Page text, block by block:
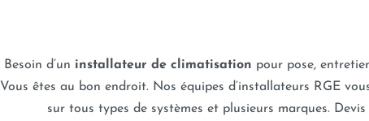
Besoin d’un installateur de climatisation pour pose,
Vous êtes au bon endroit. Nos équipes d’installateurs RGE
sur tous types de systèmes et plusieurs marques.